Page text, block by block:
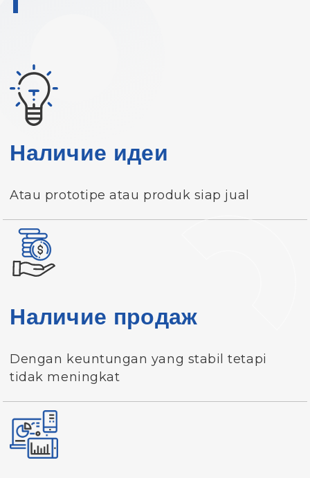
Наличие идеи
Atau prototipe atau produk siap jual
Наличие продаж
Dengan keuntungan yang stabil tetapi
tidak meningkat